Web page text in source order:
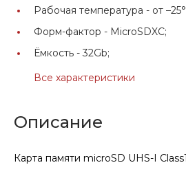
Рабочая температура - от
Форм-фактор - MicroSDXC;
Ёмкость - 32Gb;
Все характеристики
Описание
Карта памяти microSD UHS-I